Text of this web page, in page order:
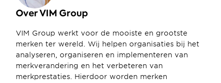
Over VIM Group
VIM Group werkt voor de mooiste en grootste
merken ter wereld. Wij helpen organisaties bij het
analyseren, organiseren en implementeren van
merkverandering en het verbeteren van
merkprestaties. Hierdoor worden merken